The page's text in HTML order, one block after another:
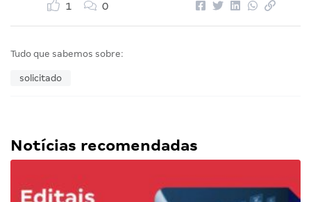
1 0
Tudo que sabemos sobre:
solicitado
Notícias recomendadas